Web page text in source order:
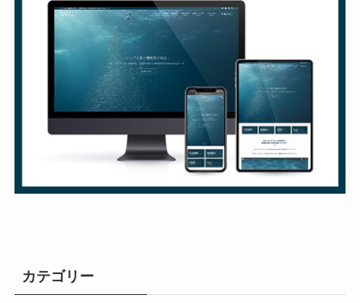
カテゴリー